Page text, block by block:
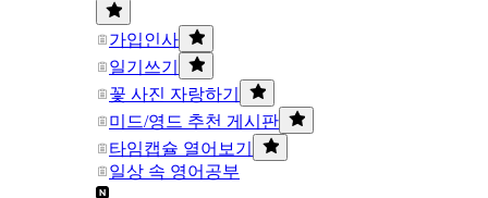
가입인사
일기쓰기
꽃 사진 자랑하기
미드/영드 추천 게시판
타임캡슐 열어보기
일상 속 영어공부